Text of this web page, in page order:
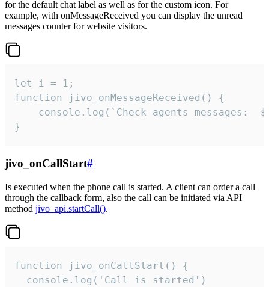
for the default chat label as well as for the custom icon. For
example, with onMessageReceived you can display the unread
messages counter for website visitors.
let i = 1;
function jivo_onMessageReceived() {
}
jivo_onCallStart#
Is executed when the phone call is started. A client can order a call
through the callback form, also the call can be initiated via API
method jivo_api.startCall().
function jivo_onCallStart() {
  console.log('Call is started')